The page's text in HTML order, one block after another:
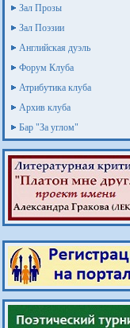
Зал Прозы
Зал Поэзии
Английская дуэль
Форум Клуба
Атрибутика клуба
Архив клуба
Бар "За углом"